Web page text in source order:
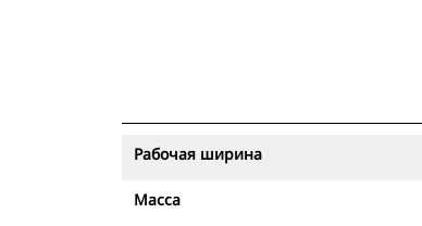
Рабочая ширина
Масса